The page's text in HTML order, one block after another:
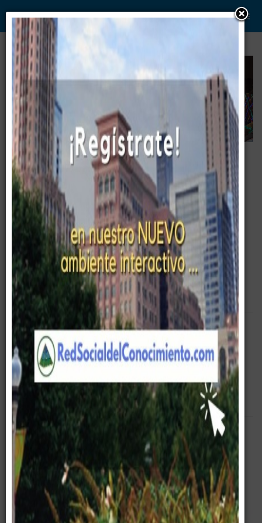
WWW. PABLO G PAEZ .COM
www . piramide digital . com
Entrenamiento
2020-01-27 / Liderazgo para la Alta
Gerencia ©
Empty
Pirámide Digital Entrenamiento Corporativo Cursos
Gerencia
Liderazgo
Servicios Equipo Gerencial